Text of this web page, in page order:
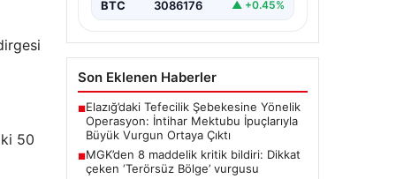
50
BTC 3086176 ▲ +0.45%
Son Eklenen Haberler
■Elazığ’daki Tefecilik Şebekesine Yönelik
Operasyon: İntihar Mektubu İpuçlarıyla
Büyük Vurgun Ortaya Çıktı
■MGK’den 8 maddelik kritik bildiri: Dikkat
çeken ‘Terörsüz Bölge’ vurgusu